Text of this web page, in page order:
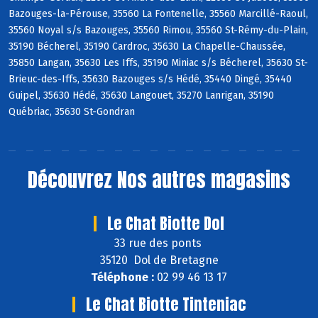
Bazouges-la-Pérouse, 35560 La Fontenelle, 35560 Marcillé-Raoul,
35560 Noyal s/s Bazouges, 35560 Rimou, 35560 St-Rémy-du-Plain,
35190 Bécherel, 35190 Cardroc, 35630 La Chapelle-Chaussée,
35850 Langan, 35630 Les Iffs, 35190 Miniac s/s Bécherel, 35630 St-
Brieuc-des-Iffs, 35630 Bazouges s/s Hédé, 35440 Dingé, 35440
Guipel, 35630 Hédé, 35630 Langouet, 35270 Lanrigan, 35190
Québriac, 35630 St-Gondran
Découvrez Nos autres magasins
Le Chat Biotte Dol
33 rue des ponts
35120 Dol de Bretagne
Téléphone : 02 99 46 13 17
Le Chat Biotte Tinteniac